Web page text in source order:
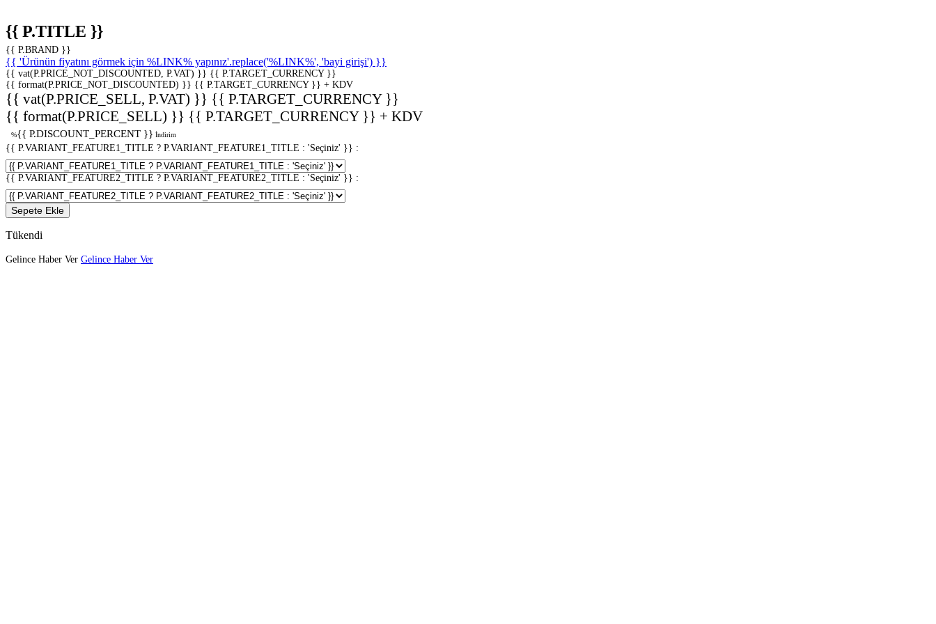
{{ P.TITLE }}
{{ P.BRAND }}
{{ 'Ürünün fiyatını görmek için %LINK% yapınız'.replace('%LINK%', 'bayi girişi') }}
{{ vat(P.PRICE_NOT_DISCOUNTED, P.VAT) }} {{ P.TARGET_CURRENCY }}
{{ format(P.PRICE_NOT_DISCOUNTED) }} {{ P.TARGET_CURRENCY }} + KDV
{{ vat(P.PRICE_SELL, P.VAT) }} {{ P.TARGET_CURRENCY }}
{{ format(P.PRICE_SELL) }} {{ P.TARGET_CURRENCY }} + KDV
%{{ P.DISCOUNT_PERCENT }} İndirim
{{ P.VARIANT_FEATURE1_TITLE ? P.VARIANT_FEATURE1_TITLE : 'Seçiniz' }} :
{{ P.VARIANT_FEATURE2_TITLE ? P.VARIANT_FEATURE2_TITLE : 'Seçiniz' }} :
Sepete Ekle
Tükendi
Gelince Haber Ver Gelince Haber Ver